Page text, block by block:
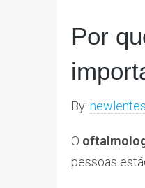
Por
By: newlentes
O
pessoas